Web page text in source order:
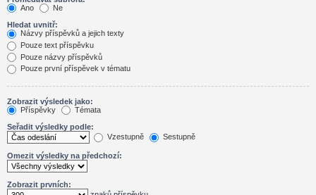
Ano
Ne
Hledat uvnitř:
Názvy příspěvků a jejich texty
Pouze text příspěvku
Pouze názvy příspěvků
Pouze první příspěvek v tématu
Zobrazit výsledek jako:
Příspěvky
Témata
Seřadit výsledky podle:
Vzestupně
Sestupně
Omezit výsledky na předchozí:
Zobrazit prvních: